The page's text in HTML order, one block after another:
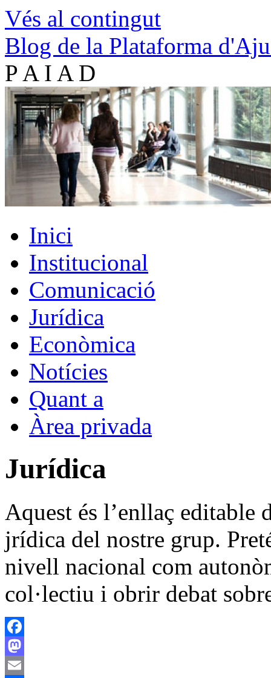
Vés al contingut
Blog de la Plataforma
P A I A D
Inici
Institucional
Comunicació
Jurídica
Econòmica
Notícies
Quant a
Àrea privada
Jurídica
Aquest és l’enllaç editable
jrídica del nostre grup.
nivell nacional com
col·lectiu i obrir debat
Facebook
Mastodon